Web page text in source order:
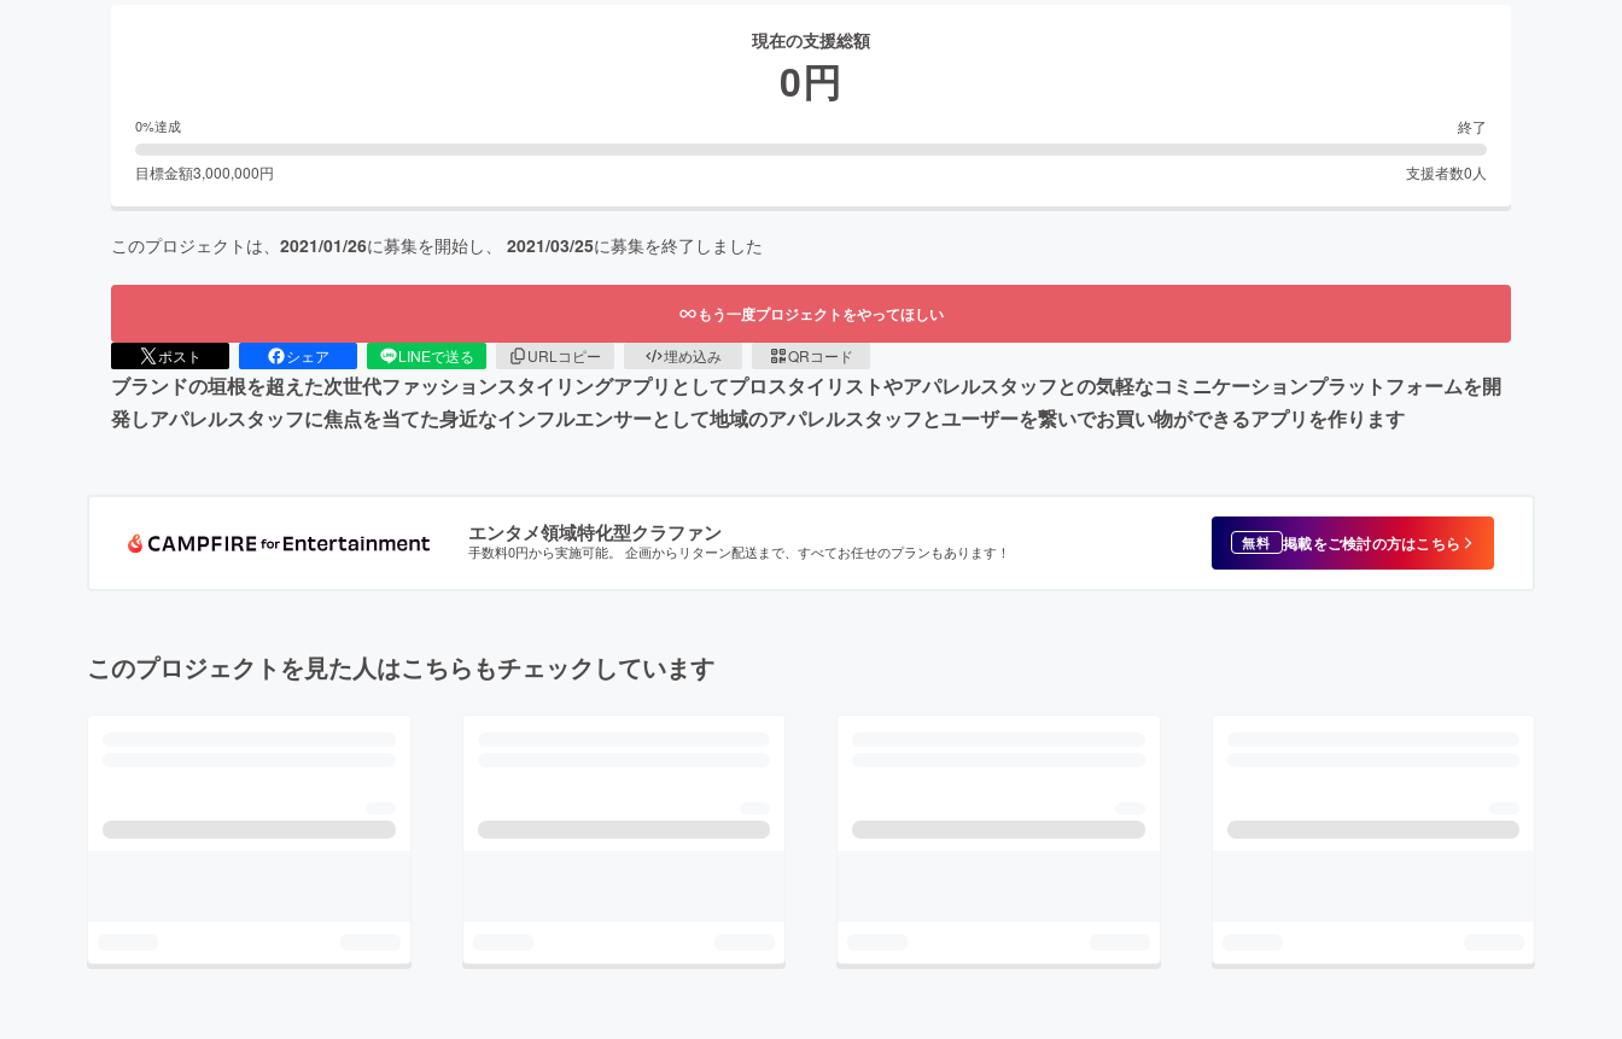
現在の支援総額
0円
0%達成 終了
目標金額3,000,000円 支援者数0 人
このプロジェクトは、 2021/01/26に募集を開始し、 2021/03/25に募集を終了しました
もう一度プロジェクトをやってほしい
ポスト シェア LINEで送る URLコピー 埋め込み QRコード
ブランドの垣根を超えた次世代ファッションスタイリングアプリとしてプロスタイリストやアパレルスタッフとの気軽なコミニケーションプラットフォームを開
発しアパレルスタッフに焦点を当てた身近なインフルエンサーとして地域のアパレルスタッフとユーザーを繋いでお買い物ができるアプリを作ります
エンタメ領域特化型クラファン
手数料0円から実施可能。 企画からリターン配送まで、すべてお任せのプランもあります！ 無料 掲載をご検討の方はこちら
このプロジェクトを見た人はこちらもチェックしています